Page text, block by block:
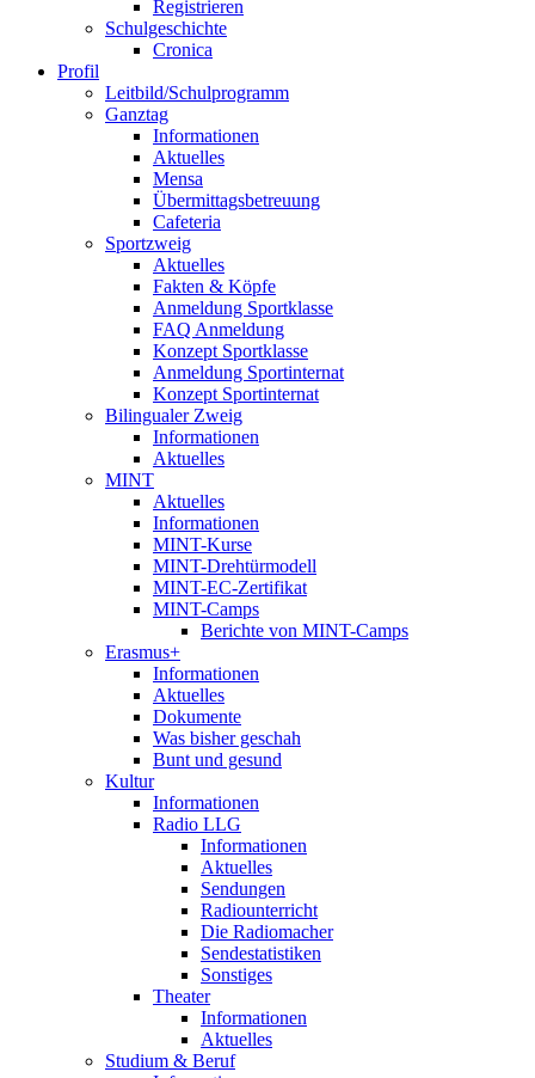
Registrieren
Schulgeschichte
Cronica
Profil
Leitbild/Schulprogramm
Ganztag
Informationen
Aktuelles
Mensa
Übermittagsbetreuung
Cafeteria
Sportzweig
Aktuelles
Fakten & Köpfe
Anmeldung Sportklasse
FAQ Anmeldung
Konzept Sportklasse
Anmeldung Sportinternat
Konzept Sportinternat
Bilingualer Zweig
Informationen
Aktuelles
MINT
Aktuelles
Informationen
MINT-Kurse
MINT-Drehtürmodell
MINT-EC-Zertifikat
MINT-Camps
Berichte von MINT-Camps
Erasmus+
Informationen
Aktuelles
Dokumente
Was bisher geschah
Bunt und gesund
Kultur
Informationen
Radio LLG
Informationen
Aktuelles
Sendungen
Radiounterricht
Die Radiomacher
Sendestatistiken
Sonstiges
Theater
Informationen
Aktuelles
Studium & Beruf